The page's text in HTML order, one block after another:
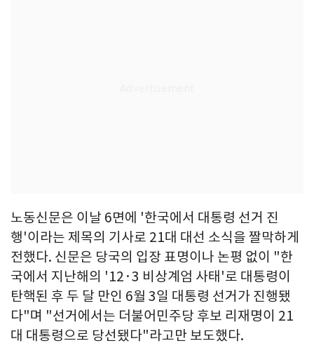
노동신문은 이날 6면에 '한국에서 대통령 선거 진
행'이라는 제목의 기사로 21대 대선 소식을 짤막하게
전했다. 신문은 당국의 입장 표명이나 논평 없이 "한
국에서 지난해의 '12·3 비상계엄 사태'로 대통령이
탄핵된 후 두 달 만인 6월 3일 대통령 선거가 진행됐
다"며 "선거에서는 더불어민주당 후보 리재명이 21
대 대통령으로 당선됐다"라고만 보도했다.